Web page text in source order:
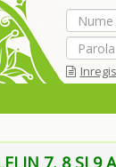
IN 7, 8 SI 9